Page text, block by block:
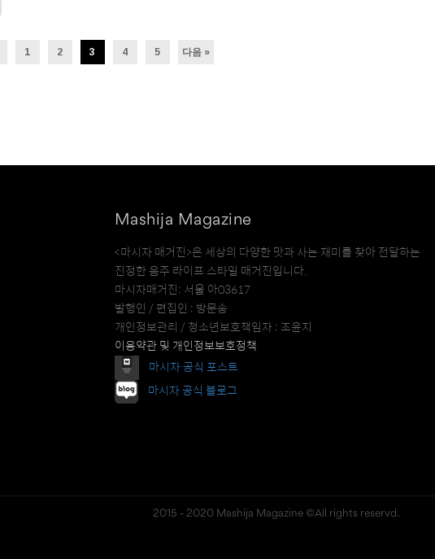
1 2 3 4 5 다음 »
Mashija Magazine
<마시자 매거진>은 세상의 다양한 맛과 사는 재미를 찾아 전달하는
진정한 음주 라이프 스타일 매거진입니다.
마시자매거진: 서울 아03617
발행인 / 편집인 : 방문송
개인정보관리 / 청소년보호책임자 : 조윤지
이용약관 및 개인정보보호정책
마시자 공식 포스트
마시자 공식 블로그
2015 - 2020 Mashija Magazine ©All rights reservd.